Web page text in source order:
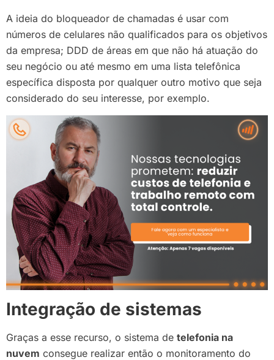
A ideia do bloqueador de chamadas é usar com
números de celulares não qualificados para os objetivos
da empresa; DDD de áreas em que não há atuação do
seu negócio ou até mesmo em uma lista telefônica
específica disposta por qualquer outro motivo que seja
considerado do seu interesse, por exemplo.
Integração de sistemas
Graças a esse recurso, o sistema de telefonia na
nuvem consegue realizar então o monitoramento do